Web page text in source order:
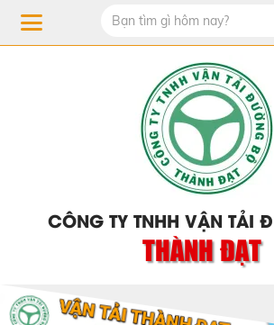
CÔNG TY TNHH VẬN TẢI
THÀNH ĐẠT